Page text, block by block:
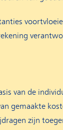
van de
gemaakte
zijn